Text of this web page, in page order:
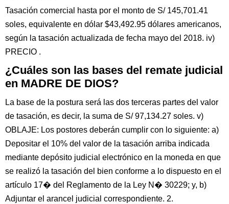
Tasación comercial hasta por el monto de S/ 145,701.41
soles, equivalente en dólar $43,492.95 dólares americanos,
según la tasación actualizada de fecha mayo del 2018. iv)
PRECIO .
¿Cuáles son las bases del remate judicial
en MADRE DE DIOS?
La base de la postura será las dos terceras partes del valor
de tasación, es decir, la suma de S/ 97,134.27 soles. v)
OBLAJE: Los postores deberán cumplir con lo siguiente: a)
Depositar el 10% del valor de la tasación arriba indicada
mediante depósito judicial electrónico en la moneda en que
se realizó la tasación del bien conforme a lo dispuesto en el
artículo 17� del Reglamento de la Ley N� 30229; y, b)
Adjuntar el arancel judicial correspondiente. 2.